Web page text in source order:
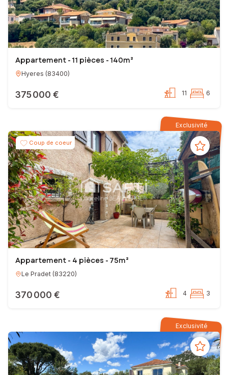
Appartement - 11 pièces - 140m²
Hyeres (83400)
375 000 € 11 6
Exclusivité
Coup de coeur
Appartement - 4 pièces - 75m²
Le Pradet (83220)
370 000 € 4 3
Exclusivité